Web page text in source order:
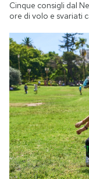
Cinque consigli dal
ore di volo e svariati